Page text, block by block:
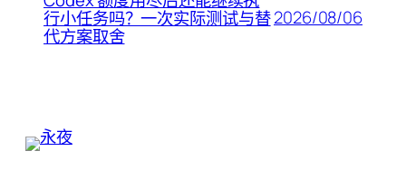
行小任务吗？一次实际测试与替
代方案取舍
2026/08/06